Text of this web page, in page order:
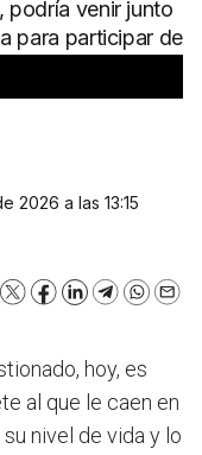
podría venir junto
para participar de
2026 a las 13:15
X Facebook
LinkedInTelegram
hoy, es
al que le caen en
nivel de vida y lo